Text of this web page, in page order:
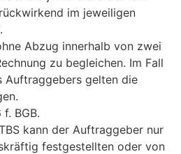
im jeweiligen
Abzug innerhalb von zwei
zu begleichen. Im Fall
Auftraggebers gelten die
BGB.
kann der Auftraggeber nur
festgestellten oder von